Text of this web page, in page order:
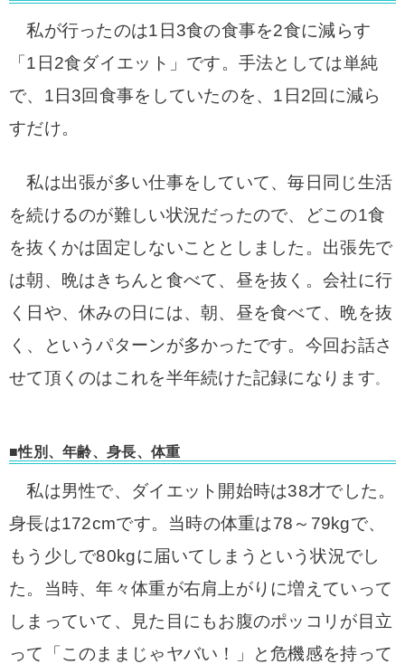
私が行ったのは1日3食の食事を2食に減らす
「1日2食ダイエット」です。手法としては単純
で、1日3回食事をしていたのを、1日2回に減ら
すだけ。
私は出張が多い仕事をしていて、毎日同じ生活
を続けるのが難しい状況だったので、どこの1食
を抜くかは固定しないこととしました。出張先で
は朝、晩はきちんと食べて、昼を抜く。会社に行
く日や、休みの日には、朝、昼を食べて、晩を抜
く、というパターンが多かったです。今回お話さ
せて頂くのはこれを半年続けた記録になります。
■性別、年齢、身長、体重
私は男性で、ダイエット開始時は38才でした。
身長は172cmです。当時の体重は78～79kgで、
もう少しで80kgに届いてしまうという状況でし
た。当時、年々体重が右肩上がりに増えていって
しまっていて、見た目にもお腹のポッコリが目立
って「このままじゃヤバい！」と危機感を持って